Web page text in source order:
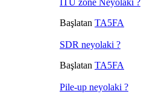
Başlatan TA5FA
SDR neyolaki ?
Başlatan TA5FA
Pile-up neyolaki ?